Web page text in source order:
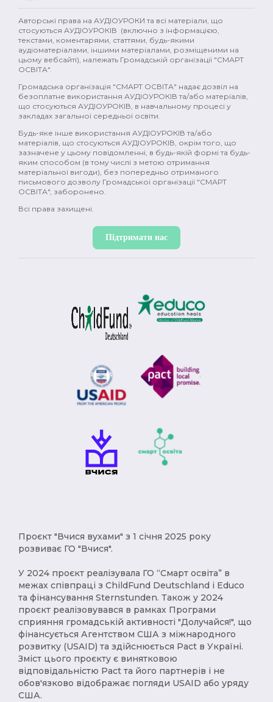
Авторські права на АУДІОУРОКИ та всі матеріали, що
стосуються АУДІОУРОКІВ (включно з інформацією,
текстами, коментарями, статтями, будь-якими
аудіоматеріалами, іншими матеріалами, розміщеними на
цьому вебсайті), належать Громадській організації "СМАРТ
ОСВІТА".
Громадська організація "СМАРТ ОСВІТА" надає дозвіл на
безоплатне використання АУДІОУРОКІВ та/або матеріалів,
що стосуються АУДІОУРОКІВ, в навчальному процесі у
закладах загальної середньої освіти.
Будь-яке інше використання АУДІОУРОКІВ та/або
матеріалів, що стосуються АУДІОУРОКІВ, окрім того, що
зазначене у цьому повідомленні, в будь-якій формі та будь-
яким способом (в тому числі з метою отримання
матеріальної вигоди), без попередньо отриманого
письмового дозволу Громадської організації "СМАРТ
ОСВІТА", заборонено.
Всі права захищені.
Підтримати нас
Проєкт "Вчися вухами" з 1 січня 2025 року
розвиває ГО "Вчися".
У 2024 проєкт реалізувала ГО “Смарт освіта” в
межах співпраці з ChildFund Deutschland і Educo
та фінансування Sternstunden. Також у 2024
проєкт реалізовувався в рамках Програми
сприяння громадській активності "Долучайся!", що
фінансується Агентством США з міжнародного
розвитку (USAID) та здійснюється Pact в Україні.
Зміст цього проєкту є винятковою
відповідальністю Pact та його партнерів і не
обов'язково відображає погляди USAID або уряду
США.